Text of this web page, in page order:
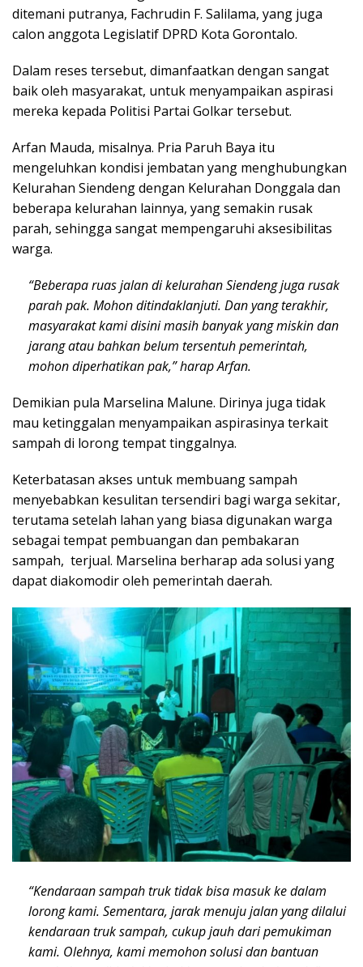
ditemani putranya, Fachrudin F. Salilama, yang juga
calon anggota Legislatif DPRD Kota Gorontalo.
Dalam reses tersebut, dimanfaatkan dengan sangat
baik oleh masyarakat, untuk menyampaikan aspirasi
mereka kepada Politisi Partai Golkar tersebut.
Arfan Mauda, misalnya. Pria Paruh Baya itu
mengeluhkan kondisi jembatan yang menghubungkan
Kelurahan Siendeng dengan Kelurahan Donggala dan
beberapa kelurahan lainnya, yang semakin rusak
parah, sehingga sangat mempengaruhi aksesibilitas
warga.
“Beberapa ruas jalan di kelurahan Siendeng juga rusak
parah pak. Mohon ditindaklanjuti. Dan yang terakhir,
masyarakat kami disini masih banyak yang miskin dan
jarang atau bahkan belum tersentuh pemerintah,
mohon diperhatikan pak,” harap Arfan.
Demikian pula Marselina Malune. Dirinya juga tidak
mau ketinggalan menyampaikan aspirasinya terkait
sampah di lorong tempat tinggalnya.
Keterbatasan akses untuk membuang sampah
menyebabkan kesulitan tersendiri bagi warga sekitar,
terutama setelah lahan yang biasa digunakan warga
sebagai tempat pembuangan dan pembakaran
sampah, terjual. Marselina berharap ada solusi yang
dapat diakomodir oleh pemerintah daerah.
“Kendaraan sampah truk tidak bisa masuk ke dalam
lorong kami. Sementara, jarak menuju jalan yang dilalui
kendaraan truk sampah, cukup jauh dari pemukiman
kami. Olehnya, kami memohon solusi dan bantuan